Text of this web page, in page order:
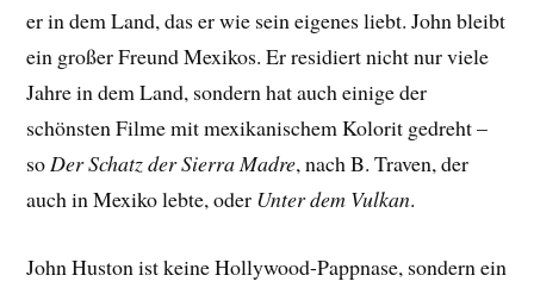
er in dem Land, das er wie sein eigenes liebt. John bleibt
ein großer Freund Mexikos. Er residiert nicht nur viele
Jahre in dem Land, sondern hat auch einige der
schönsten Filme mit mexikanischem Kolorit gedreht –
soDer Schatz der Sierra Madre, nach B. Traven, der
auch in Mexiko lebte, oder Unter dem Vulkan.
John Huston ist keine Hollywood-Pappnase, sondern ein